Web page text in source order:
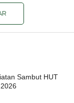
Sambut HUT